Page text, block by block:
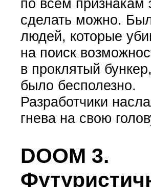
по всем признакам
сделать можно.
людей, которые
на поиск
в проклятый
было бесполезно.
Разработчики
гнева на свою
DOOM 3.